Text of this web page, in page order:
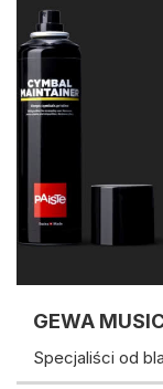
GEWA
Specjaliści od